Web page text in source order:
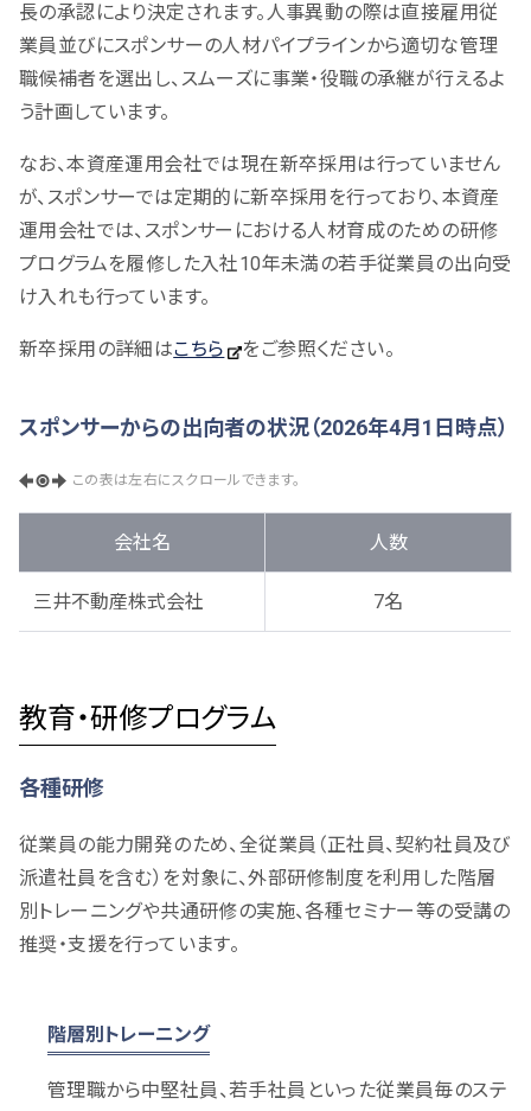
長の承認により決定されます。人事異動の際は直接雇用従
業員並びにスポンサーの人材パイプラインから適切な管理
職候補者を選出し、スムーズに事業・役職の承継が行えるよ
う計画しています。
なお、本資産運用会社では現在新卒採用は行っていません
が、スポンサーでは定期的に新卒採用を行っており、本資産
運用会社では、スポンサーにおける人材育成のための研修
プログラムを履修した入社10年未満の若手従業員の出向受
け入れも行っています。
新卒採用の詳細はこちら をご参照ください。
スポンサーからの出向者の状況（2026年4月1日時点）
この表は左右にスクロールできます。
会社名 人数
三井不動産株式会社 7名
教育・研修プログラム
各種研修
従業員の能力開発のため、全従業員（正社員、契約社員及び
派遣社員を含む）を対象に、外部研修制度を利用した階層
別トレーニングや共通研修の実施、各種セミナー等の受講の
推奨・支援を行っています。
階層別トレーニング
管理職から中堅社員、若手社員といった従業員毎のステ